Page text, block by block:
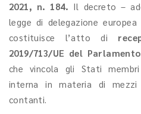
2021, n. 184. Il decreto –
legge di delegazione
costituisce l’atto di
2019/713/UE del
che vincola gli Stati
interna in materia di mezzi
contanti.